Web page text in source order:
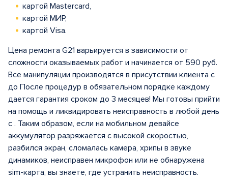
картой Mastercard,
картой МИР,
картой Visa.
Цена ремонта G21 варьируется в зависимости от
сложности оказываемых работ и начинается от 590 руб.
Все манипуляции производятся в присутствии клиента с
до После процедур в обязательном порядке каждому
дается гарантия сроком до 3 месяцев! Мы готовы прийти
на помощь и ликвидировать неисправность в любой день
с . Таким образом, если на мобильном девайсе
аккумулятор разряжается с высокой скоростью,
разбился экран, сломалась камера, хрипы в звуке
динамиков, неисправен микрофон или не обнаружена
sim-карта, вы знаете, где устранить неисправность.